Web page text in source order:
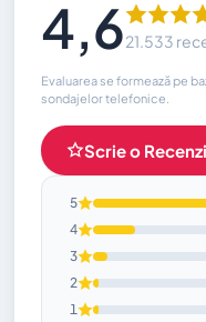
4,621.533
Evaluarea se formează pe
sondajelor telefonice.
Scrie o
5
4
3
2
1